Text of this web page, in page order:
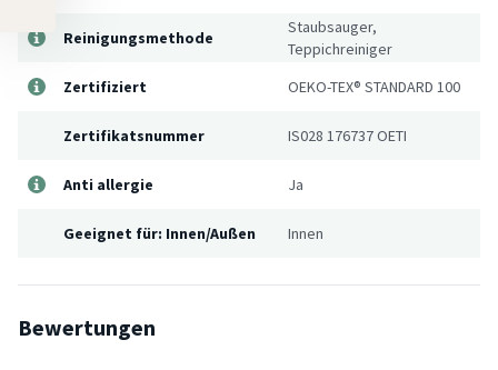
Reinigungsmethode
Staubsauger,
Teppichreiniger
Zertifiziert
OEKO-TEX® STANDARD 100
Zertifikatsnummer IS028 176737 OETI
Anti allergie Ja
Geeignet für: Innen/Außen Innen
Bewertungen